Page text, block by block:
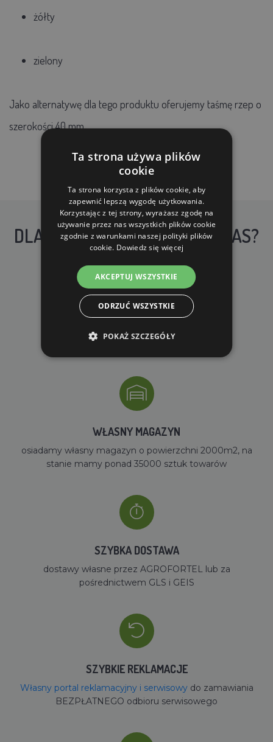
żółty
zielony
Jako alternatywę dla tego produktu oferujemy taśmę rzep o
szerokości 40 mm.
DLACZEGO WARTO KUPIĆ U NAS?
WŁASNY MAGAZYN
osiadamy własny magazyn o powierzchni 2000m2, na
stanie mamy ponad 35000 sztuk towarów
SZYBKA DOSTAWA
dostawy własne przez AGROFORTEL lub za
pośrednictwem GLS i GEIS
SZYBKIE REKLAMACJE
Własny portal reklamacyjny i serwisowydo zamawiania
BEZPŁATNEGO odbioru serwisowego
Ta strona używa plików
cookie
Ta strona korzysta z plików cookie, aby
zapewnić lepszą wygodę użytkowania.
Korzystając z tej strony, wyrażasz zgodę na
używanie przez nas wszystkich plików cookie
zgodnie z warunkami naszej polityki plików
cookie. Dowiedz się więcej
AKCEPTUJ WSZYSTKIE
ODRZUĆ WSZYSTKIE
POKAŻ SZCZEGÓŁY